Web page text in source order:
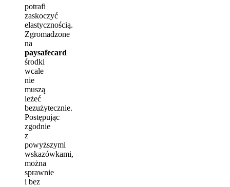
potrafi
zaskoczyć
elastycznością.
Zgromadzone
na
paysafecard
środki
wcale
nie
muszą
leżeć
bezużytecznie.
Postępując
zgodnie
z
powyższymi
wskazówkami,
można
sprawnie
i bez